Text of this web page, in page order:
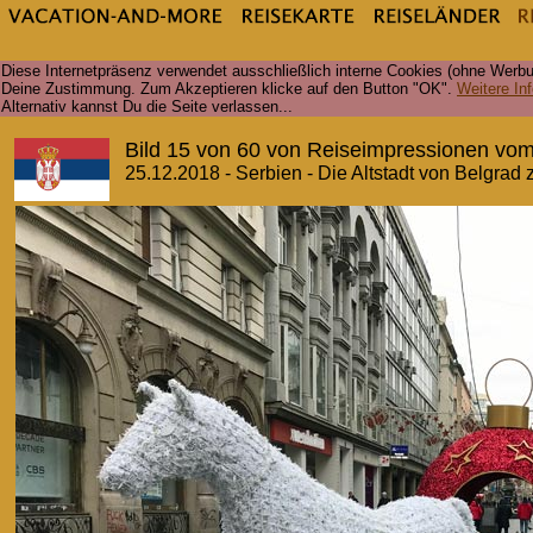
Diese Internetpräsenz verwendet ausschließlich interne Cookies (ohne
Deine Zustimmung. Zum Akzeptieren klicke auf den Button "OK". Weitere
Alternativ kannst Du die Seite verlassen...
Bild 15 von 60 von Reiseimpressionen
25.12.2018 - Serbien - Die Altstadt von